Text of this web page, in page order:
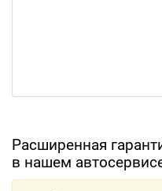
Расширенная
в нашем